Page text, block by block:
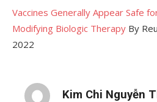
Vaccines Generally Appear Safe
Modifying Biologic Therapy By
2022
Kim Chi Nguyễn